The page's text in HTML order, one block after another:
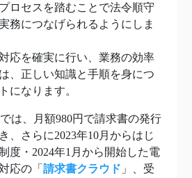
ロセスを踏むことで法令順守
務につなげられるようにしま
応を確実に行い、業務の効率
、正しい知識と手順を身につ
になります。
では、月額980円で請求書の発行
、さらに2023年10月からはじ
度・2024年1月から開始した電
応の「 請求書クラウド 」、受